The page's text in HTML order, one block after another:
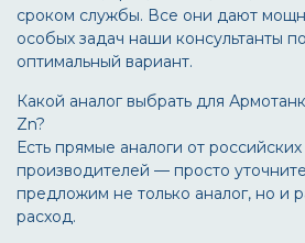
сроком службы. Все они дают
особых задач наши консультанты
оптимальный вариант.
Какой аналог выбрать для
Zn?
Есть прямые аналоги от
производителей — просто
предложим не только аналог, но и
расход.